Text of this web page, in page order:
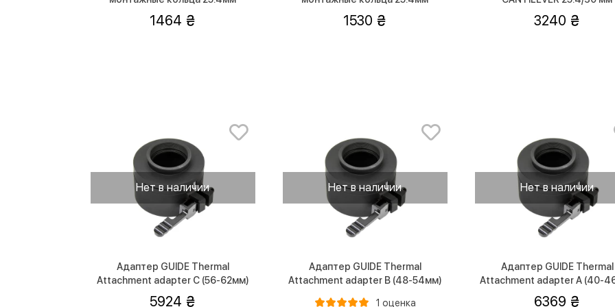
(низкие)
1464
(высокие)
1530 3240
Нет в наличии
Адаптер GUIDE Thermal
Attachment adapter C (56-62мм)
5924
Нет в наличии
Адаптер GUIDE Thermal
Attachment adapter B (48-54мм)
1 оценка
Нет в наличии
Адаптер GUIDE Thermal
Attachment adapter A (40-
6369